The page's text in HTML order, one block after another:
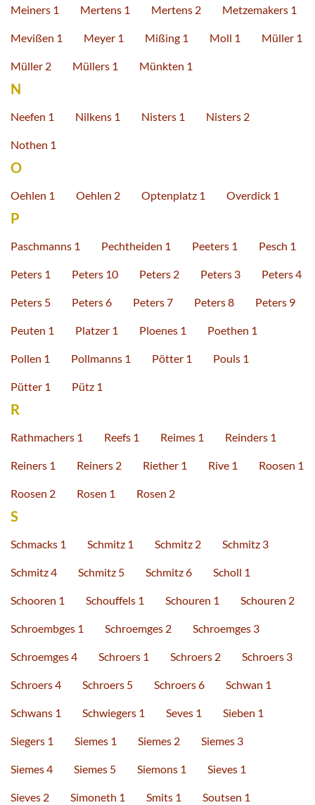
Meiners 1 Mertens 1 Mertens 2 Metzemakers 1
Mevißen 1 Meyer 1 Mißing 1 Moll 1 Müller 1
Müller 2 Müllers 1 Münkten 1
N
Neefen 1 Nilkens 1 Nisters 1 Nisters 2
Nothen 1
O
Oehlen 1 Oehlen 2 Optenplatz 1 Overdick 1
P
Paschmanns 1 Pechtheiden 1 Peeters 1 Pesch 1
Peters 1 Peters 10 Peters 2 Peters 3 Peters 4
Peters 5 Peters 6 Peters 7 Peters 8 Peters 9
Peuten 1 Platzer 1 Ploenes 1 Poethen 1
Pollen 1 Pollmanns 1 Pötter 1 Pouls 1
Pütter 1 Pütz 1
R
Rathmachers 1 Reefs 1 Reimes 1 Reinders 1
Reiners 1 Reiners 2 Riether 1 Rive 1 Roosen 1
Roosen 2 Rosen 1 Rosen 2
S
Schmacks 1 Schmitz 1 Schmitz 2 Schmitz 3
Schmitz 4 Schmitz 5 Schmitz 6 Scholl 1
Schooren 1 Schouffels 1 Schouren 1 Schouren 2
Schroembges 1 Schroemges 2 Schroemges 3
Schroemges 4 Schroers 1 Schroers 2 Schroers 3
Schroers 4 Schroers 5 Schroers 6 Schwan 1
Schwans 1 Schwiegers 1 Seves 1 Sieben 1
Siegers 1 Siemes 1 Siemes 2 Siemes 3
Siemes 4 Siemes 5 Siemons 1 Sieves 1
Sieves 2 Simoneth 1 Smits 1 Soutsen 1